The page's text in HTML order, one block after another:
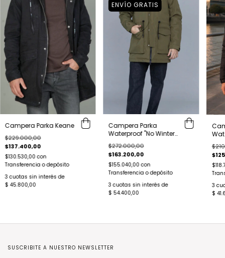
Campera Parka Keane
$229.000,00
$137.400,00
$130.530,00con
Transferencia o depósito
3 cuotas sin interés de
$ 45.800,00
ENVÍO GRATIS
Campera Parka
Waterproof "No Winter"
Ray Green
$272.000,00
$163.200,00
$155.040,00con
Transferencia o depósito
3 cuotas sin interés de
$ 54.400,00
3
$
SUSCRIBITE A NUESTRO NEWSLETTER